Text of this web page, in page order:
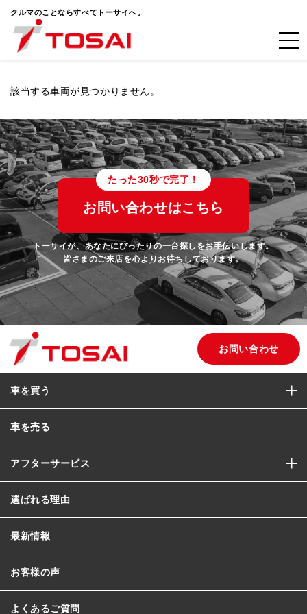
クルマのことならすべてトーサイへ。
該当する車両が見つかりません。
たった30秒で完了！
お問い合わせはこちら
トーサイが、あなたにぴったりの一台探しをお手伝いします。
皆さまのご来店を心よりお待ちしております。
お問い合わせ
車を買う
車を売る
アフターサービス
選ばれる理由
最新情報
お客様の声
よくあるご質問